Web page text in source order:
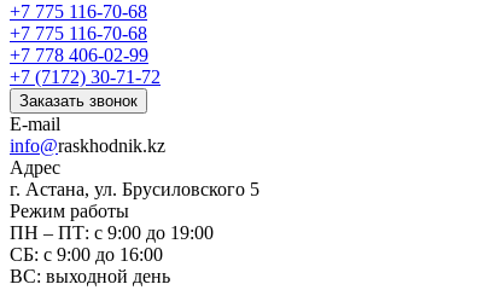
+7 775 116-70-68
+7 775 116-70-68
+7 778 406-02-99
+7 (7172) 30-71-72
Заказать звонок
E-mail
info@raskhodnik.kz
Адрес
г. Астана, ул. Брусиловского 5
Режим работы
ПН – ПТ: с 9:00 до 19:00
СБ: с 9:00 до 16:00
ВС: выходной день